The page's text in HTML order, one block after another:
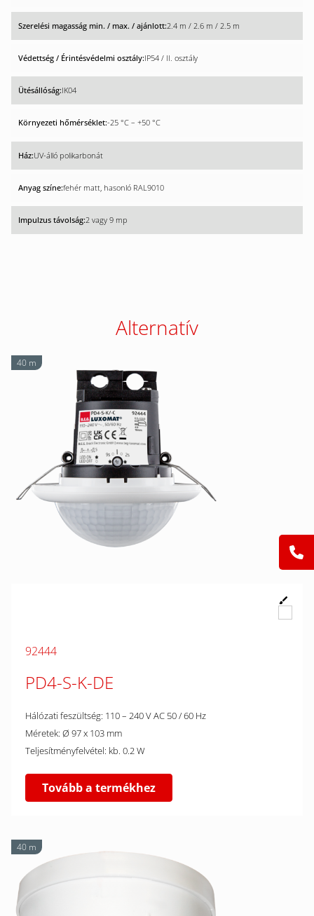
2.4 m / 2.6 m / 2.5 m
IP54 / II. osztály
IK04
-25 °C – +50 °C
UV-álló polikarbonát
fehér matt, hasonló RAL9010
2 vagy 9 mp
Alternatív
40 m
92444
PD4-S-K-DE
Hálózati feszültség: 110 – 240 V AC 50 / 60 Hz
Méretek: Ø 97 x 103 mm
Teljesítményfelvétel: kb. 0.2 W
Tovább a termékhez
40 m